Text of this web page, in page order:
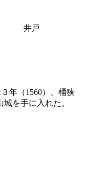
井戸
年（1560）、桶狭
を手に入れた。